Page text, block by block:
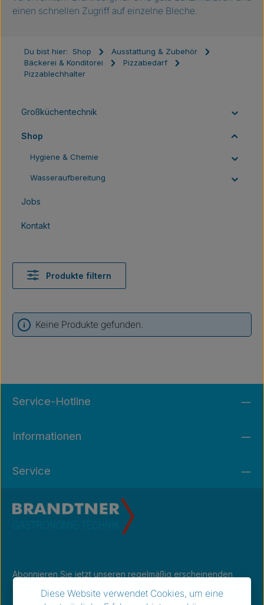
einen schnellen Zugriff auf einzelne Bleche.
Du bist hier: Shop
Ausstattung & Zubehör
Bäckerei & Konditorei
Pizzabedarf
Pizzablechhalter
Großküchentechnik
Shop
Hygiene & Chemie
Wasseraufbereitung
Jobs
Kontakt
Produkte filtern
Keine Produkte gefunden.
Service-Hotline
Informationen
Service
Abonnieren Sie jetzt unseren regelmäßig erscheinenden
Newsletter, um rechtzeitig über neue Produkte und
Angebote informiert zu werden.
Diese Website verwendet Cookies, um eine